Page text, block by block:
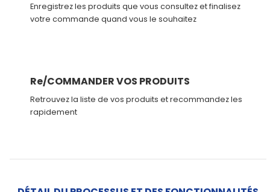
Enregistrez les produits que vous consultez et finalisez
votre commande quand vous le souhaitez
Re/COMMANDER VOS PRODUITS
Retrouvez la liste de vos produits et recommandez les
rapidement